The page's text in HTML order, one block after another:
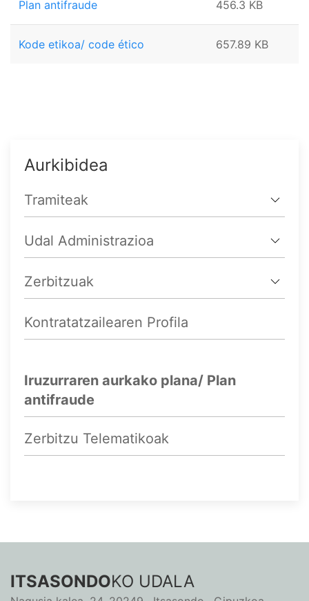
Plan antifraude 456.3 KB
Kode etikoa/ code ético 657.89 KB
Aurkibidea
Tramiteak
Udal Administrazioa
Zerbitzuak
Kontratatzailearen Profila
Iruzurraren aurkako plana/ Plan
antifraude
Zerbitzu Telematikoak
ITSASONDOKO UDALA